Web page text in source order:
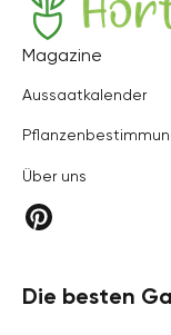
Hortica
Magazine
Aussaatkalender
Über uns
Die besten